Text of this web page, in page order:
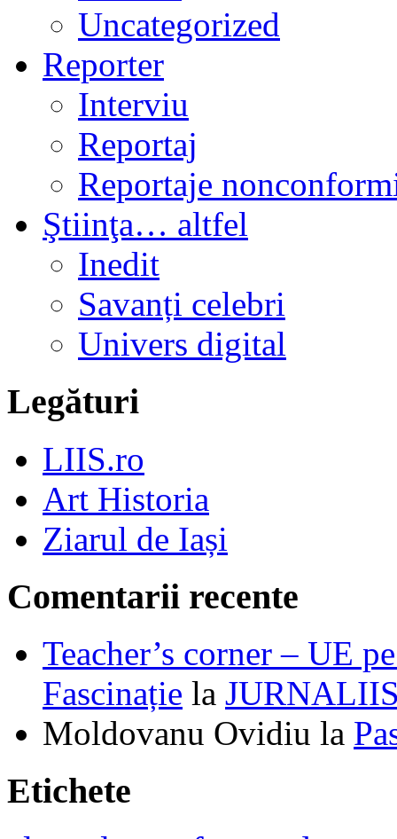
Uncategorized
Reporter
Interviu
Reportaj
Reportaje
Ştiinţa… altfel
Inedit
Savanți celebri
Univers digital
Legături
LIIS.ro
Art Historia
Ziarul de Iași
Comentarii recente
Teacher’s corner – UE
Fascinație la
Moldovanu Ovidiu la
Etichete